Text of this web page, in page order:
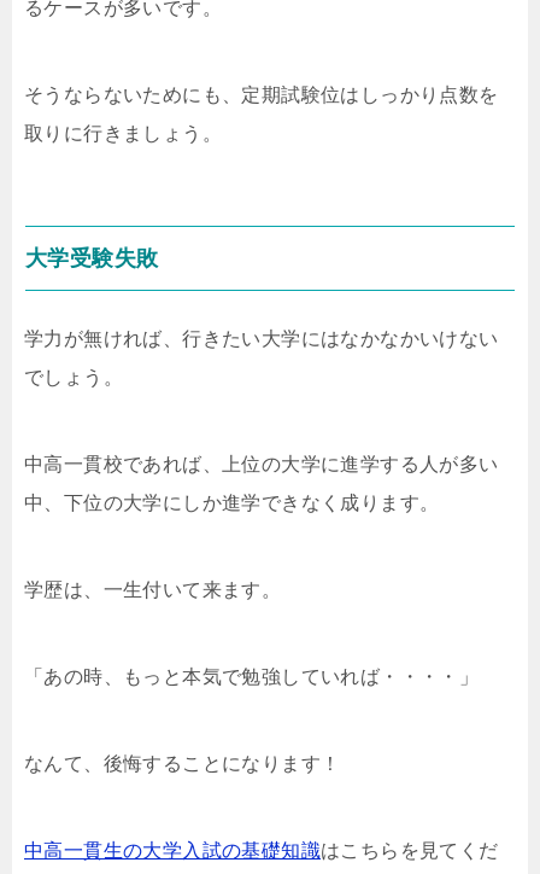
るケースが多いです。
そうならないためにも、定期試験位はしっかり点数を
取りに行きましょう。
大学受験失敗
学力が無ければ、行きたい大学にはなかなかいけない
でしょう。
中高一貫校であれば、上位の大学に進学する人が多い
中、下位の大学にしか進学できなく成ります。
学歴は、一生付いて来ます。
「あの時、もっと本気で勉強していれば・・・・」
なんて、後悔することになります！
中高一貫生の大学入試の基礎知識はこちらを見てくだ